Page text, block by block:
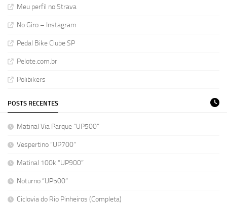
Meu perfil no Strava
No Giro – Instagram
Pedal Bike Clube SP
Pelote.com.br
Polibikers
POSTS RECENTES
Matinal Via Parque “UP500”
Vespertino “UP700”
Matinal 100k “UP900”
Noturno “UP500”
Ciclovia do Rio Pinheiros (Completa)